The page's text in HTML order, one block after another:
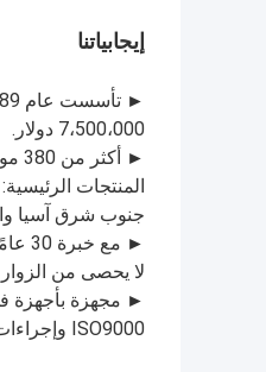
إيجابياتنا
7،500،000 دولار.
► أكثر من 380 موظفًا ، بما في ذلك أكثر من 90 محترفًا وفنيًا ، نحن فريق قوي مبني من القلب.
المنتجات
جنوب شرق آسيا
►
لا يحصى من الزوار
► مجهزة بأجهزة
ISO9000 وإجراءات التحكم بكفاءة في الإنتاج.